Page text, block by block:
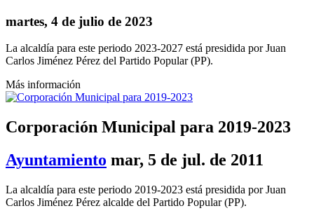
martes, 4 de julio de 2023
La alcaldía para este periodo 2023-2027 está presidida por Juan
Carlos Jiménez Pérez del Partido Popular (PP).
Más información
Corporación Municipal para 2019-2023
Ayuntamiento mar, 5 de jul. de 2011
La alcaldía para este periodo 2019-2023 está presidida por Juan
Carlos Jiménez Pérez alcalde del Partido Popular (PP).